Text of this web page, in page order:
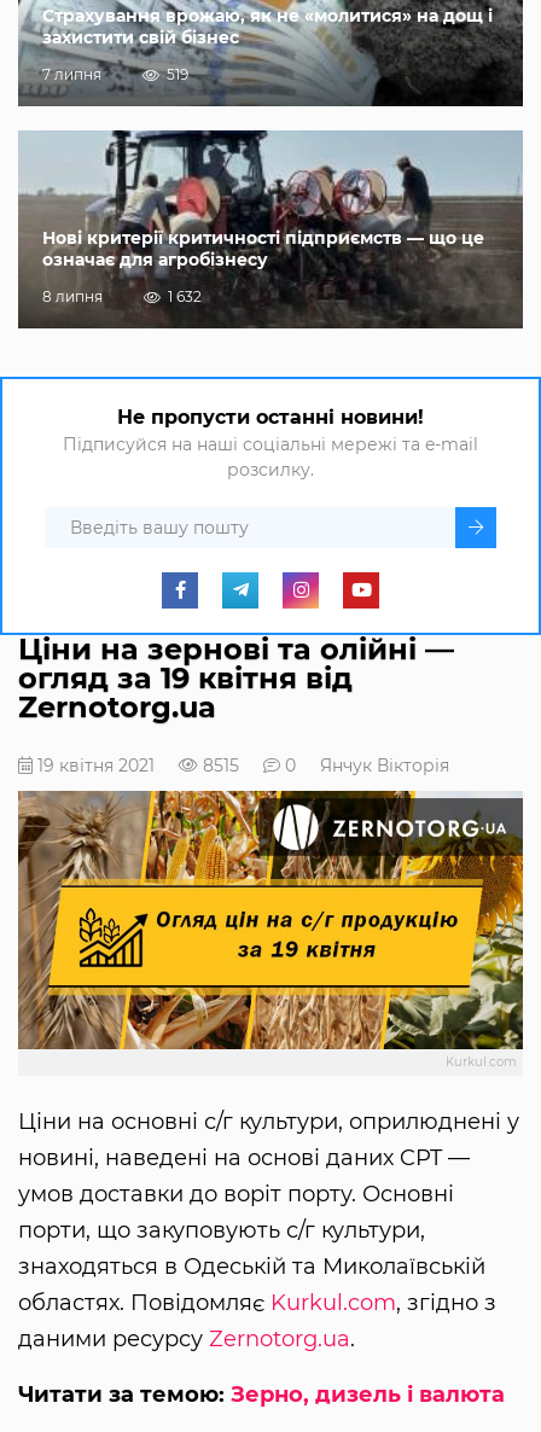
Страхування врожаю, як не «молитися» на дощ і
захистити свій бізнес
7 липня 519
Нові критерії критичності підприємств — що це
означає для агробізнесу
8 липня 1 632
Не пропусти останні новини!
Підписуйся на наші соціальні мережі та e-mail
розсилку.
Ціни на зернові та олійні —
огляд за 19 квітня від
Zernotorg.ua
19 квітня 2021 8515 0 Янчук Вікторія
Kurkul.com
Ціни на основні с/г культури, оприлюднені у
новині, наведені на основі даних CPT —
умов доставки до воріт порту. Основні
порти, що закуповують с/г культури,
знаходяться в Одеській та Миколаївській
областях. Повідомляє Kurkul.com, згідно з
даними ресурсу Zernotorg.ua.
Читати за темою: Зерно, дизель і валюта